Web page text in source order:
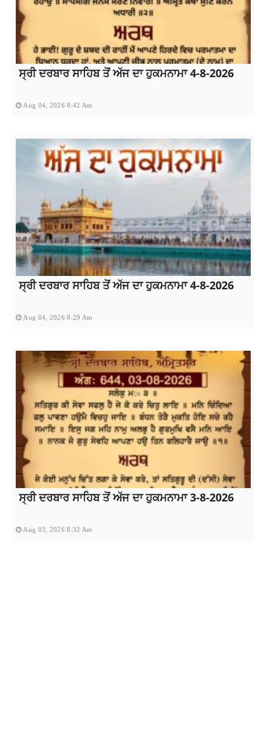
ਸ੍ਰੀ ਦਰਬਾਰ ਸਾਹਿਬ ਤੋਂ ਅੱਜ ਦਾ ਹੁਕਮਨਾਮਾ 4-8-2026
Aug 04, 2026 8:42 Am
ਸ੍ਰੀ ਦਰਬਾਰ ਸਾਹਿਬ ਤੋਂ ਅੱਜ ਦਾ ਹੁਕਮਨਾਮਾ 4-8-2026
Aug 04, 2026 8:29 Am
ਸ੍ਰੀ ਦਰਬਾਰ ਸਾਹਿਬ ਤੋਂ ਅੱਜ ਦਾ ਹੁਕਮਨਾਮਾ 3-8-2026
Aug 03, 2026 8:32 Am